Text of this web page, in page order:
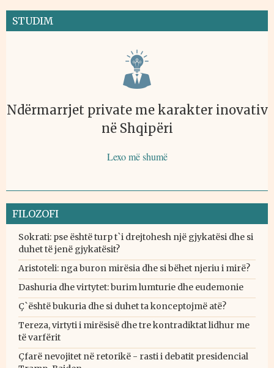
STUDIM
Ndërmarrjet private me karakter inovativ
në Shqipëri
Lexo më shumë
FILOZOFI
Sokrati: pse është turp t`i drejtohesh një gjykatësi dhe si
duhet të jenë gjykatësit?
Aristoteli: nga buron mirësia dhe si bëhet njeriu i mirë?
Dashuria dhe virtytet: burim lumturie dhe eudemonie
Ç`është bukuria dhe si duhet ta konceptojmë atë?
Tereza, virtyti i mirësisë dhe tre kontradiktat lidhur me
të varfërit
Çfarë nevojitet në retorikë - rasti i debatit presidencial